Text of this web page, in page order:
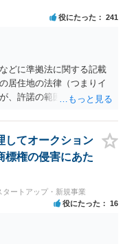
役にたった 241
どに準拠法に関する記載
居住地の法律（つまりイ
、許諾の範囲が日本国内
、新しい会社との間で契
の種類（著作権、商標
断する必要があります。
的な回答は難しいと思わ
お勧めします。
してオークション
標権の侵害にあた
タートアップ・新規事業
役にたった 16